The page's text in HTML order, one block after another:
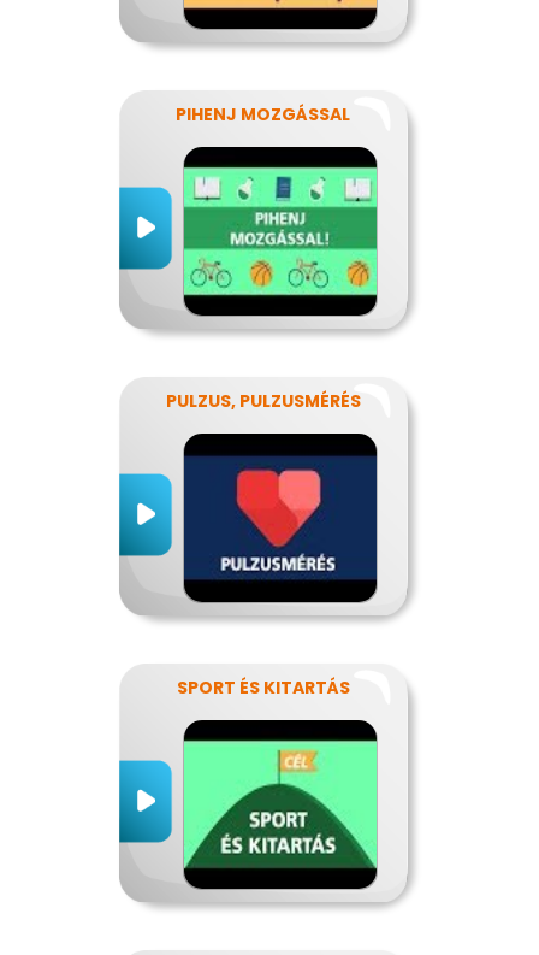
PIHENJ MOZGÁSSAL
PULZUS, PULZUSMÉRÉS
SPORT ÉS KITARTÁS